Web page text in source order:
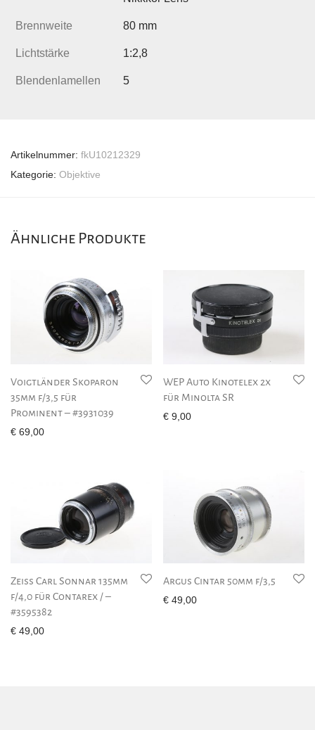
Brennweite 80 mm
Lichtstärke 1:2,8
Blendenlamellen 5
Artikelnummer: fkU10212329
Kategorie: Objektive
Ähnliche Produkte
Voigtländer Skoparon
35mm f/3,5 für
Prominent – #3931039
€ 69,00
WEP Auto Kinotelex 2x
für Minolta SR
€ 9,00
Zeiss Carl Sonnar 135mm
f/4,0 für Contarex / –
#3595382
€ 49,00
Argus Cintar 50mm f/3,5
€ 49,00